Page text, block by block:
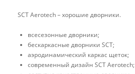
SCT Aerotech – хорошие дворники.
всесезонные дворники;
бескаркасные дворники SCT;
аэродинамический каркас щеток;
современный дизайн SCT Aerotech;